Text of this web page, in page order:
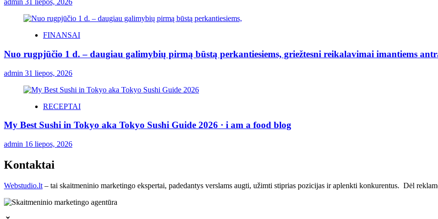
admin 31 liepos, 2026
FINANSAI
Nuo rugpjūčio 1 d. – daugiau galimybių pirmą būstą perkantiesiems, griežtesni reikalavimai imantiems
admin 31 liepos, 2026
RECEPTAI
My Best Sushi in Tokyo aka Tokyo Sushi Guide 2026 · i am a food blog
admin 16 liepos, 2026
Kontaktai
Webstudio.lt – tai skaitmeninio marketingo ekspertai, padedantys verslams augti, užimti stiprias pozicijas ir aplenkti konkurentus. Dėl